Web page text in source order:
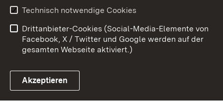
Link zum Landesportal
Barrierefreiheit
Impressum Cookies
Technisch notwendige Cookies
Drittanbieter-Cookies (Social-Media-Elemente von
Facebook, X / Twitter und Google werden auf der
gesamten Webseite aktiviert.)
Akzeptieren